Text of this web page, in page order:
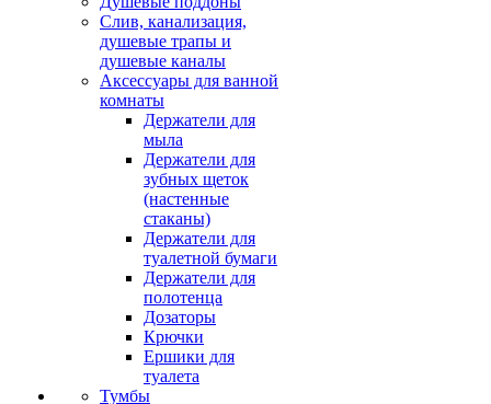
Слив, канализация,
душевые трапы и
душевые каналы
Аксессуары для ванной
комнаты
Держатели для
мыла
Держатели для
зубных щеток
(настенные
стаканы)
Держатели для
туалетной бумаги
Держатели для
полотенца
Дозаторы
Крючки
Ершики для
туалета
Тумбы